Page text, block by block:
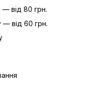
від 80 грн.
від 60 грн.